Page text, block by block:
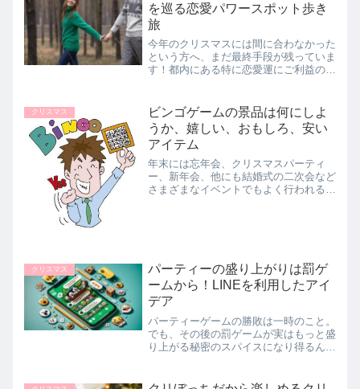
を巡る恋愛パワースポット歩き
旅
今年のクリスマスには間に合わなかった
という方へ、まだ最終手段が残っていま
す！都内にある特に恋愛運にご利益のあ
所か歩いて巡るプランをご紹介です。
クリスマス
ビンゴゲームの景品は何にしよ
うか、嬉しい、おもしろ、安い
アイテム
年末には忘年会、クリスマスパーティ
ー、新年会、他にも結婚式の二次会など
さまざまなイベントでもよく行われるビ
クリスマス
パーティーの盛り上がりは罰ゲ
ームから！LINEを利用したアイ
デア
パーティーゲームの勝敗は一時のこと。
でも、その後の罰ゲームが実はもっと盛
り上がる秘密のスパイスになり得るんで
れてみませんか？面白くて、ちょっとユ